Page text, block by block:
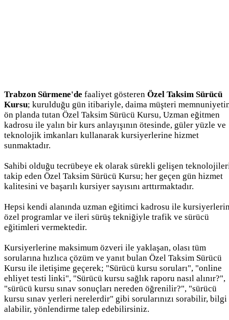
Trabzon Sürmene'de faaliyet gösteren Özel Taksim Sürücü
Kursu; kurulduğu gün itibariyle, daima müşteri
ön planda tutan Özel Taksim Sürücü Kursu, Uzman eğitmen
kadrosu ile yalın bir kurs anlayışının ötesinde, güler yüzle ve
teknolojik imkanları kullanarak kursiyerlerine hizmet
sunmaktadır.
Sahibi olduğu tecrübeye ek olarak sürekli gelişen
takip eden Özel Taksim Sürücü Kursu; her geçen gün hizmet
kalitesini ve başarılı kursiyer sayısını arttırmaktadır.
Hepsi kendi alanında uzman eğitimci kadrosu ile
özel programlar ve ileri sürüş tekniğiyle trafik ve sürücü
eğitimleri vermektedir.
Kursiyerlerine maksimum özveri ile yaklaşan, olası tüm
sorularına hızlıca çözüm ve yanıt bulan Özel Taksim Sürücü
Kursu ile iletişime geçerek; "Sürücü kursu soruları", "online
ehliyet testi linki", "Sürücü kursu sağlık raporu nasıl alınır?",
"sürücü kursu sınav sonuçları nereden öğrenilir?", "sürücü
kursu sınav yerleri nerelerdir" gibi sorularınızı sorabilir, bilgi
alabilir, yönlendirme talep edebilirsiniz.